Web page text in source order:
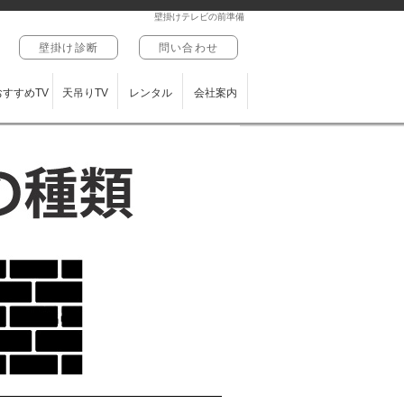
壁掛けテレビの前準備
壁掛け診断 問い合わせ
すすめTV 天吊りTV レンタル 会社案内